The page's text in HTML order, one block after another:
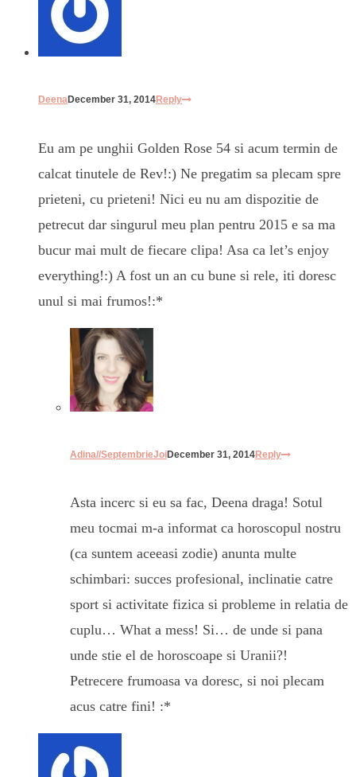
DeenaDecember 31, 2014Reply
Eu am pe unghii Golden Rose 54 si acum termin de
calcat tinutele de Rev!:) Ne pregatim sa plecam spre
prieteni, cu prieteni! Nici eu nu am dispozitie de
petrecut dar singurul meu plan pentru 2015 e sa ma
bucur mai mult de fiecare clipa! Asa ca let’s enjoy
everything!:) A fost un an cu bune si rele, iti doresc
unul si mai frumos!:*
Adina//SeptembrieJoiDecember 31, 2014Reply
Asta incerc si eu sa fac, Deena draga! Sotul
meu tocmai m-a informat ca horoscopul nostru
(ca suntem aceeasi zodie) anunta multe
schimbari: succes profesional, inclinatie catre
sport si activitate fizica si probleme in relatia de
cuplu… What a mess! Si… de unde si pana
unde stie el de horoscoape si Uranii?!
Petrecere frumoasa va doresc, si noi plecam
acus catre fini! :*